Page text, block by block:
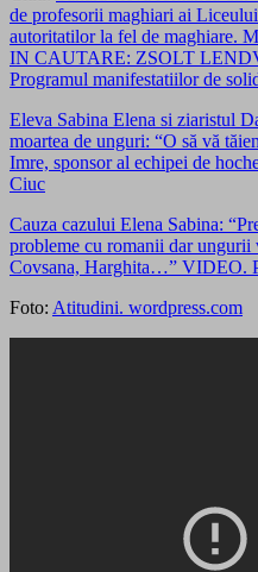
de profesorii maghiari ai
autoritatilor la fel de maghiare.
IN CAUTARE: ZSOLT
Programul manifestatiilor de
Eleva Sabina Elena si ziaristul
moartea de unguri: “O să vă
Imre, sponsor al echipei de
Ciuc
Cauza cazului Elena Sabina:
probleme cu romanii dar ungurii
Covsana, Harghita…” VIDEO.
Foto: Atitudini. wordpress.com